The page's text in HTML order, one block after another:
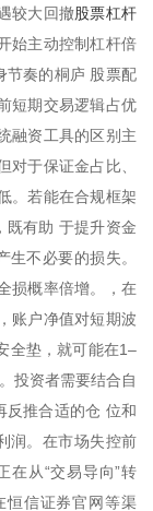
较大回撤股票杠杆
始主动控制杠杆倍
节奏的桐庐 股票配
短期交易逻辑占优
融资工具的区别主
于保证金占比、
。若能在合规框架
既有助 于提升资金
不必要的损失。
损概率倍增。，在
账户净值对短期波
全垫，就可能在1–
投资者需要结合自
反推合适的仓 位和
润。在市场失控前
在从“交易导向”转
恒信证券官网等渠